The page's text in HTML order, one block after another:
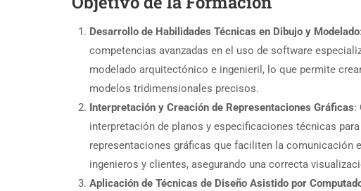
Desarrollo de Habilidades Técnicas en Dibujo y Modelado
competencias avanzadas en el uso de software
modelado arquitectónico e ingenieril, lo que permite
modelos tridimensionales precisos.
Interpretación y Creación de Representaciones Gráficas:
interpretación de planos y especificaciones técnicas
representaciones gráficas que faciliten la comunicación
ingenieros y clientes, asegurando una correcta
Aplicación de Técnicas de Diseño Asistido por